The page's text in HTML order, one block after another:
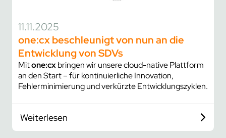
11.11.2025
one:cx beschleunigt von nun an die
Entwicklung von SDVs
Mitone:cxbringen wir unsere cloud-native Plattform
an den Start – für kontinuierliche Innovation,
Fehlerminimierung und verkürzte Entwicklungszyklen.
Weiterlesen